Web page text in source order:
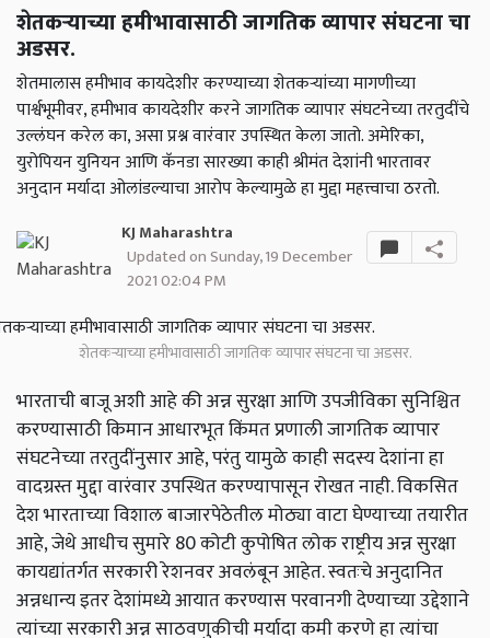
शेतकऱ्याच्या हमीभावासाठी जागतिक व्यापार संघटना चा
अडसर.
शेतमालास हमीभाव कायदेशीर करण्याच्या शेतकर्‍यांच्या मागणीच्या
पार्श्वभूमीवर, हमीभाव कायदेशीर करने जागतिक व्यापार संघटनेच्या तरतुदींचे
उल्लंघन करेल का, असा प्रश्न वारंवार उपस्थित केला जातो. अमेरिका,
युरोपियन युनियन आणि कॅनडा सारख्या काही श्रीमंत देशांनी भारतावर
अनुदान मर्यादा ओलांडल्याचा आरोप केल्यामुळे हा मुद्दा महत्त्वाचा ठरतो.
KJ Maharashtra
Updated on Sunday, 19 December
2021 02:04 PM
शेतकऱ्याच्या हमीभावासाठी जागतिक व्यापार संघटना चा अडसर.
भारताची बाजू अशी आहे की अन्न सुरक्षा आणि उपजीविका सुनिश्चित
करण्यासाठी किमान आधारभूत किंमत प्रणाली जागतिक व्यापार
संघटनेच्या तरतुदींनुसार आहे, परंतु यामुळे काही सदस्य देशांना हा
वादग्रस्त मुद्दा वारंवार उपस्थित करण्यापासून रोखत नाही. विकसित
देश भारताच्या विशाल बाजारपेठेतील मोठ्या वाटा घेण्याच्या तयारीत
आहे, जेथे आधीच सुमारे 80 कोटी कुपोषित लोक राष्ट्रीय अन्न सुरक्षा
कायद्यांतर्गत सरकारी रेशनवर अवलंबून आहेत. स्वतःचे अनुदानित
अन्नधान्य इतर देशांमध्ये आयात करण्यास परवानगी देण्याच्या उद्देशाने
त्यांच्या सरकारी अन्न साठवणुकीची मर्यादा कमी करणे हा त्यांचा